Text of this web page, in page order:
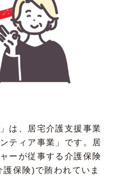
は、居宅介護支援事業
ティア事業」です。居
ーが従事する介護保険
保険)で賄われていま